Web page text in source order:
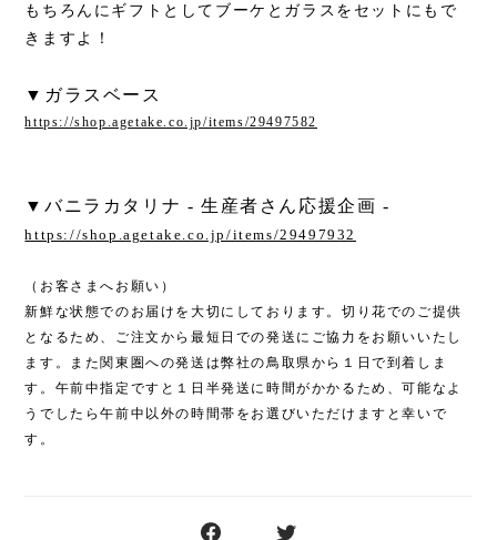
もちろんにギフトとしてブーケとガラスをセットにもで
きますよ！
▼ガラスベース
https://shop.agetake.co.jp/items/29497582
▼バニラカタリナ - 生産者さん応援企画 -
https://shop.agetake.co.jp/items/29497932
（お客さまへお願い）
新鮮な状態でのお届けを大切にしております。切り花でのご提供
となるため、ご注文から最短日での発送にご協力をお願いいたし
ます。また関東圏への発送は弊社の鳥取県から１日で到着しま
す。午前中指定ですと１日半発送に時間がかかるため、可能なよ
うでしたら午前中以外の時間帯をお選びいただけますと幸いで
す。